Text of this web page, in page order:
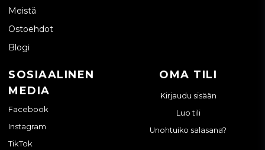
Meistä
Ostoehdot
Blogi
SOSIAALINEN
MEDIA
Facebook
Instagram
TikTok
OMA TILI
Kirjaudu sisään
Luo tili
Unohtuiko salasana?